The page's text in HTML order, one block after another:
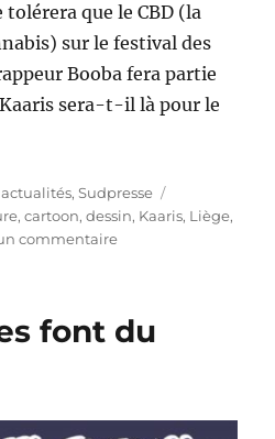
que le CBD (la
sur le festival des
Booba fera partie
sera-t-il là pour le
,Sudpresse
,cartoon,dessin, Kaaris, Liège,
commentairesur
à
font du